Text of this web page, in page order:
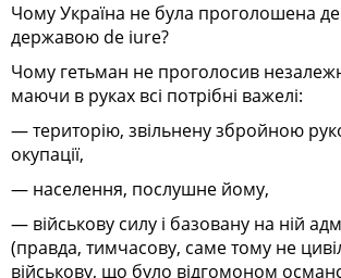
Чому Україна не була проголошена
державою de iure?
Чому гетьман не проголосив
маючи в руках всі потрібні важелі:
— територію, звільнену збройною
окупації,
— населення, послушне йому,
— військову силу і базовану на ній
(правда, тимчасову, саме тому не
військову, що було відгомоном